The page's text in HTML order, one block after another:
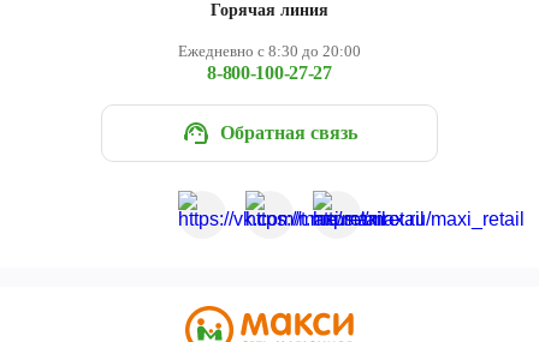
Горячая линия
Ежедневно с 8:30 до 20:00
8-800-100-27-27
Обратная связь